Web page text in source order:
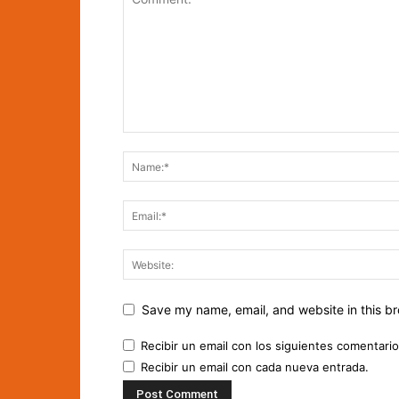
Save my name, email, and website in this
Recibir un email con los siguientes
Recibir un email con cada nueva entrada.